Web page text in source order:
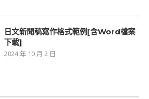
日文新聞稿寫作格式範例[含Word檔案
下載]
2024 年 10 月 2 日